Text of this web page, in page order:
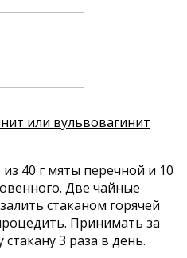
или вульвовагинит
40 г мяты перечной и 10
Две чайные
стаканом горячей
Принимать за
3 раза в день.